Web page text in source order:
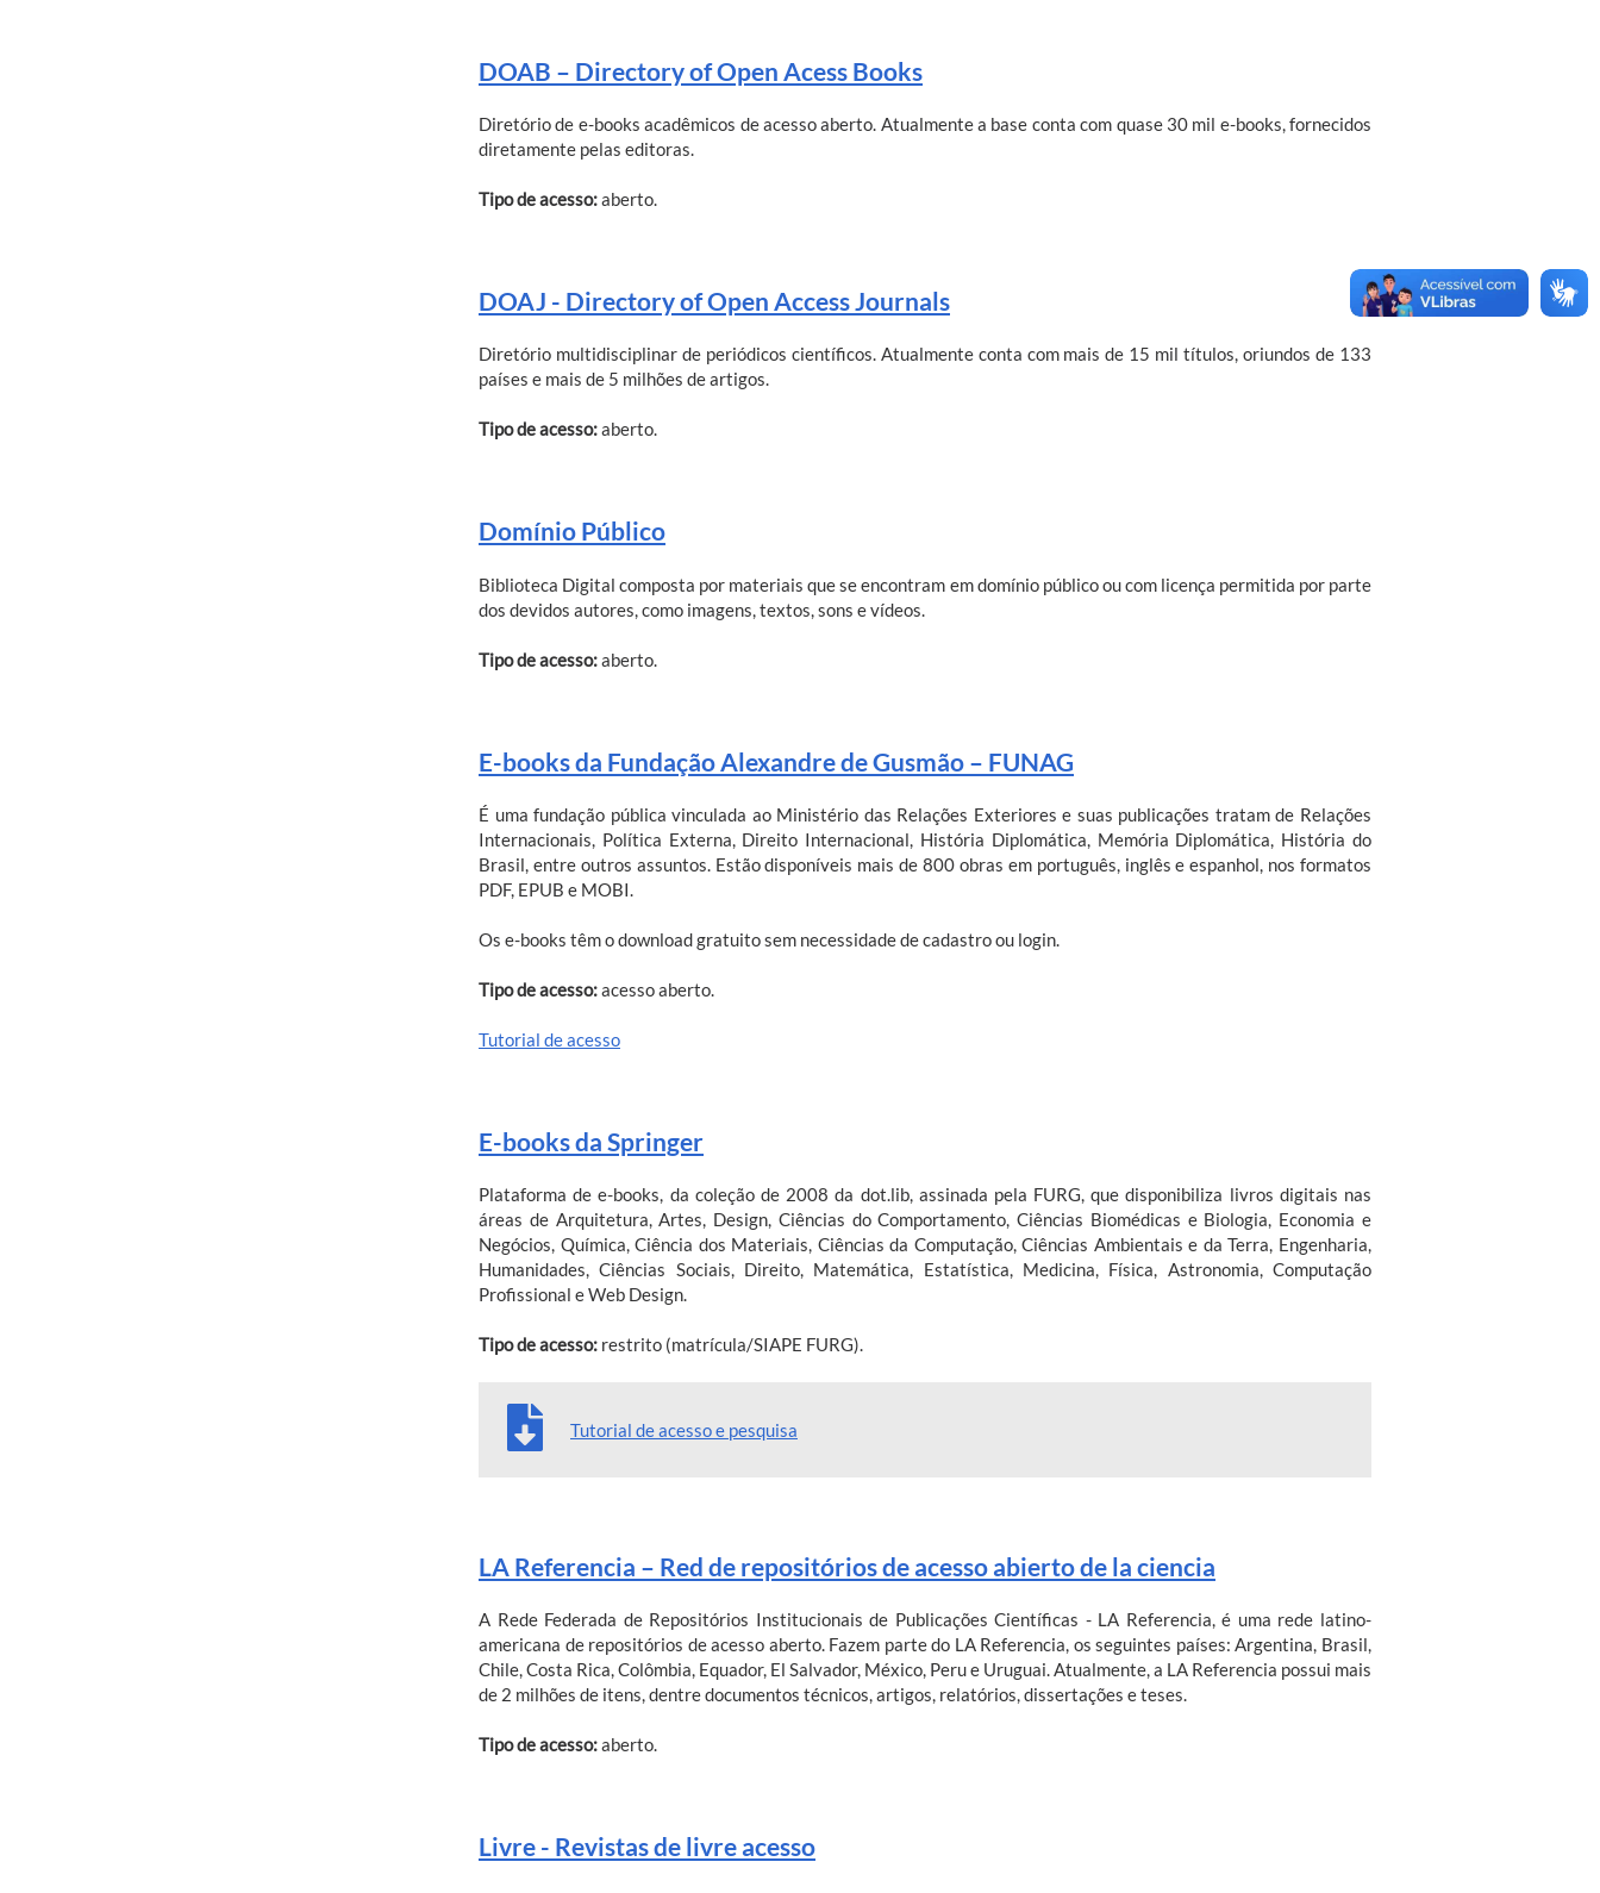
DOAB – Directory of Open Acess Books
Diretório de e-books acadêmicos de acesso aberto. Atualmente a base conta com quase 30 mil e-books, fornecidos
diretamente pelas editoras.
Tipo de acesso:aberto.
DOAJ - Directory of Open Access Journals
Diretório multidisciplinar de periódicos científicos. Atualmente conta com mais de 15 mil títulos, oriundos de 133
países e mais de 5 milhões de artigos.
Tipo de acesso:aberto.
Domínio Público
Biblioteca Digital composta por materiais que se encontram em domínio público ou com licença permitida por parte
dos devidos autores, como imagens, textos, sons e vídeos.
Tipo de acesso:aberto.
E-books da Fundação Alexandre de Gusmão – FUNAG
É uma fundação pública vinculada ao Ministério das Relações Exteriores e suas publicações tratam de Relações
Internacionais, Política Externa, Direito Internacional, História Diplomática, Memória Diplomática, História do
Brasil, entre outros assuntos. Estão disponíveis mais de 800 obras em português, inglês e espanhol, nos formatos
PDF, EPUB e MOBI.
Os e-books têm o download gratuito sem necessidade de cadastro ou login.
Tipo de acesso:acesso aberto.
Tutorial de acesso
E-books da Springer
Plataforma de e-books, da coleção de 2008 da dot.lib, assinada pela FURG, que disponibiliza livros digitais nas
áreas de Arquitetura, Artes, Design, Ciências do Comportamento, Ciências Biomédicas e Biologia, Economia e
Negócios, Química, Ciência dos Materiais, Ciências da Computação, Ciências Ambientais e da Terra, Engenharia,
Humanidades, Ciências Sociais, Direito, Matemática, Estatística, Medicina, Física, Astronomia, Computação
Profissional e Web Design.
Tipo de acesso: restrito (matrícula/SIAPE FURG).
Tutorial de acesso e pesquisa
LA Referencia – Red de repositórios de acesso abierto de la ciencia
A Rede Federada de Repositórios Institucionais de Publicações Científicas - LA Referencia, é uma rede latino-
americana de repositórios de acesso aberto. Fazem parte do LA Referencia, os seguintes países: Argentina, Brasil,
Chile, Costa Rica, Colômbia, Equador, El Salvador, México, Peru e Uruguai. Atualmente, a LA Referencia possui mais
de 2 milhões de itens, dentre documentos técnicos, artigos, relatórios, dissertações e teses.
Tipo de acesso:aberto.
Livre - Revistas de livre acesso